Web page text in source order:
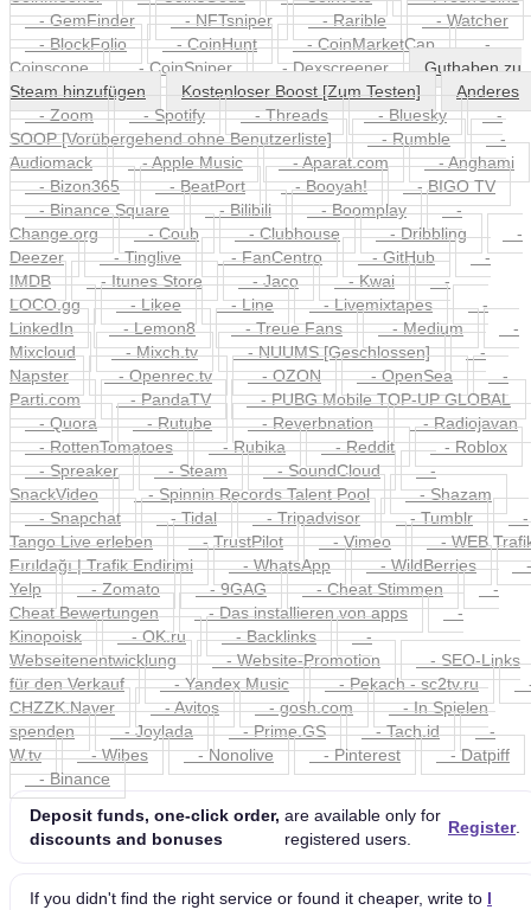
- GemFinder
- NFTsniper - Rarible
- Watcher
- BlockFolio
- CoinHunt - CoinMarketCap
-
Coinscope
- CoinSniper - Dexscreener
Guthaben zu
Steam hinzufügen
Kostenloser Boost [Zum Testen]
Anderes
- Zoom
- Spotify - Threads - Bluesky
-
SOOP [Vorübergehend ohne Benutzerliste]
- Rumble
-
Audiomack
- Apple Music - Aparat.com
- Anghami
- Bizon365
- BeatPort - Booyah!
- BIGO TV
- Binance Square
- Bilibili - Boomplay
-
Change.org
- Coub - Clubhouse - Dribbling
-
Deezer
- Tinglive - FanCentro - GitHub
-
IMDB
- Itunes Store - Jaco - Kwai
-
LOCO.gg
- Likee - Line - Livemixtapes
-
LinkedIn
- Lemon8 - Treue Fans - Medium
-
Mixcloud
- Mixch.tv - NUUMS [Geschlossen]
-
Napster
- Openrec.tv - OZON - OpenSea
-
Parti.com
- PandaTV
- PUBG Mobile TOP-UP GLOBAL
- Quora
- Rutube - Reverbnation
- Radiojavan
- RottenTomatoes
- Rubika - Reddit
- Roblox
- Spreaker
- Steam - SoundCloud
-
SnackVideo
- Spinnin Records Talent Pool
- Shazam
- Snapchat
- Tidal - Tripadvisor - Tumblr
-
Tango Live erleben
- TrustPilot - Vimeo
- WEB
Fırıldağı | Trafik Endirimi
- WhatsApp - WildBerries
-
Yelp
- Zomato - 9GAG - Cheat Stimmen
-
Cheat Bewertungen
- Das installieren von apps
-
Kinopoisk
- OK.ru - Backlinks
-
Webseitenentwicklung
- Website-Promotion
- SEO-Links
für den Verkauf
- Yandex Music - Pekach - sc2tv.ru
CHZZK.Naver
- Avitos - gosh.com
- In Spielen
spenden
- Joylada - Prime.GS - Tach.id
-
W.tv
- Wibes - Nonolive - Pinterest
- Datpiff
- Binance
Deposit funds, one-click order,
discounts and bonuses
are available only for
registered users.
Register.
If you didn't find the right service or found it cheaper, write to I